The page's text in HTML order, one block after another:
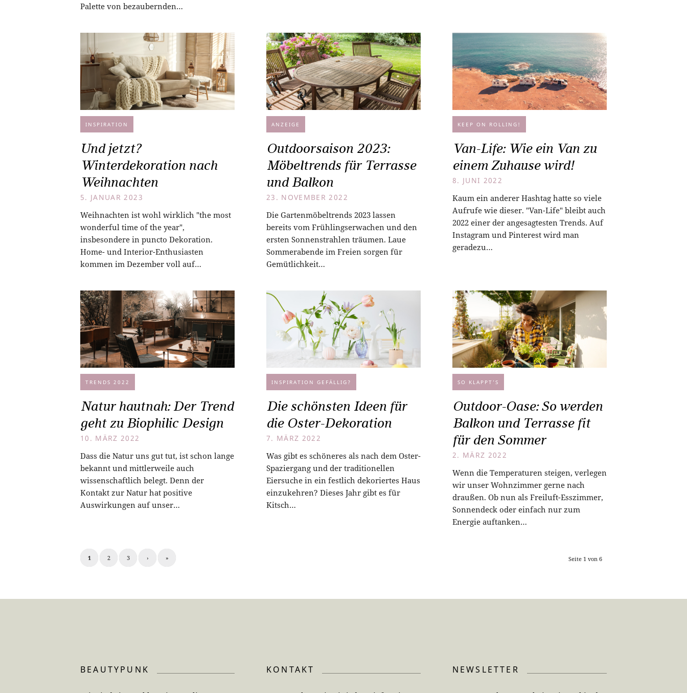
Palette von bezaubernden…
INSPIRATION
Und jetzt?
Winterdekoration nach
Weihnachten
5. JANUAR 2023
Weihnachten ist wohl wirklich "the most
wonderful time of the year",
insbesondere in puncto Dekoration.
Home- und Interior-Enthusiasten
kommen im Dezember voll auf…
ANZEIGE
Outdoorsaison 2023:
Möbeltrends für Terrasse
und Balkon
23. NOVEMBER 2022
Die Gartenmöbeltrends 2023 lassen
bereits vom Frühlingserwachen und den
ersten Sonnenstrahlen träumen. Laue
Sommerabende im Freien sorgen für
Gemütlichkeit…
KEEP ON ROLLING!
Van-Life: Wie ein Van zu
einem Zuhause wird!
8. JUNI 2022
Kaum ein anderer Hashtag hatte so viele
Aufrufe wie dieser. "Van-Life" bleibt auch
2022 einer der angesagtesten Trends. Auf
Instagram und Pinterest wird man
geradezu…
TRENDS 2022
Natur hautnah: Der Trend
geht zu Biophilic Design
10. MÄRZ 2022
Dass die Natur uns gut tut, ist schon lange
bekannt und mittlerweile auch
wissenschaftlich belegt. Denn der
Kontakt zur Natur hat positive
Auswirkungen auf unser…
INSPIRATION GEFÄLLIG?
Die schönsten Ideen für
die Oster-Dekoration
7. MÄRZ 2022
Was gibt es schöneres als nach dem Oster-
Spaziergang und der traditionellen
Eiersuche in ein festlich dekoriertes Haus
einzukehren? Dieses Jahr gibt es für
Kitsch…
SO KLAPPT’S
Outdoor-Oase: So werden
Balkon und Terrasse fit
für den Sommer
2. MÄRZ 2022
Wenn die Temperaturen steigen, verlegen
wir unser Wohnzimmer gerne nach
draußen. Ob nun als Freiluft-Esszimmer,
Sonnendeck oder einfach nur zum
Energie auftanken…
Seite 1 von 6
1 2 3 › »
BEAUTYPUNK KONTAKT NEWSLETTER